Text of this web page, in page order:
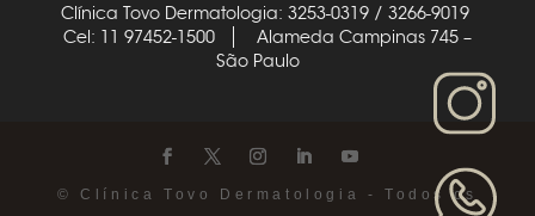
Clínica Tovo Dermatologia: 3253-0319 / 3266-9019
Cel: 11 97452-1500
Alameda Campinas 745 –
São Paulo
© Clínica Tovo Dermatologia - Todos os